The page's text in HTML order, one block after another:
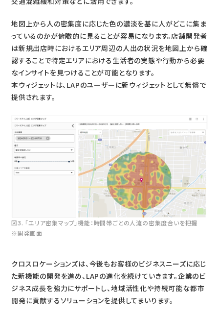
地図上から人の密集度に応じた色の濃淡を基に人がどこに集ま
っているのかが俯瞰的に見ることが容易になります。店舗開発者
は新規出店時におけるエリア周辺の人出の状況を地図上から確
認することで特定エリアにおける生活者の実態や行動から必要
なインサイトを見つけることが可能となります。
本ウィジェットは、LAPのユーザーに新ウィジェットとして無償で
提供されます。
図3. 「エリア密集マップ」機能：時間帯ごとの人流の密集度合いを把握
※開発画面
クロスロケーションズは、今後もお客様のビジネスニーズに応じ
た新機能の開発を進め、LAPの進化を続けていきます。企業のビ
ジネス成長を強力にサポートし、地域活性化や持続可能な都市
開発に貢献するソリューションを提供してまいります。